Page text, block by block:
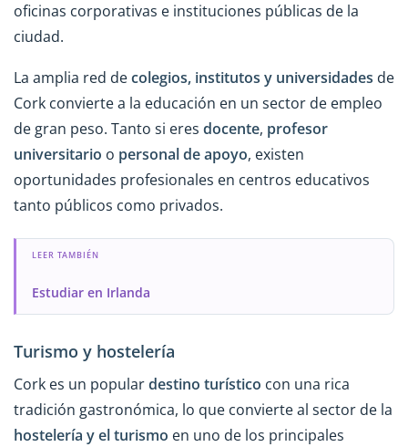
oficinas corporativas e instituciones públicas de la
ciudad.
La amplia red decolegios, institutos y universidades de
Cork convierte a la educación en un sector de empleo
de gran peso. Tanto si eres docente, profesor
universitario o personal de apoyo, existen
oportunidades profesionales en centros educativos
tanto públicos como privados.
LEER TAMBIÉN
Estudiar en Irlanda
Turismo y hostelería
Cork es un populardestino turístico con una rica
tradición gastronómica, lo que convierte al sector de la
hostelería y el turismo en uno de los principales